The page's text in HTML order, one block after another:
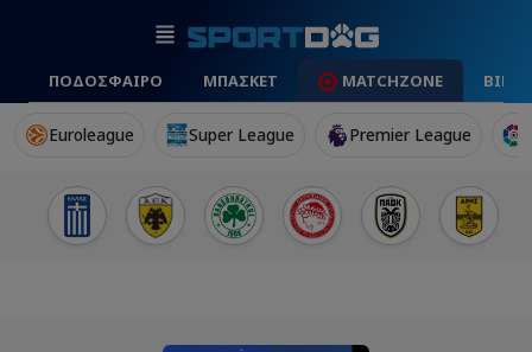
ΠΟΔΟΣΦΑΙΡΟ ΜΠΑΣΚΕΤ MATCHZONE
Euroleague Super League Premier League